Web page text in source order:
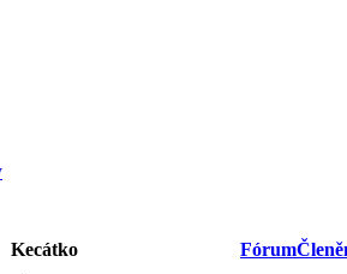
Kecátko Fórum